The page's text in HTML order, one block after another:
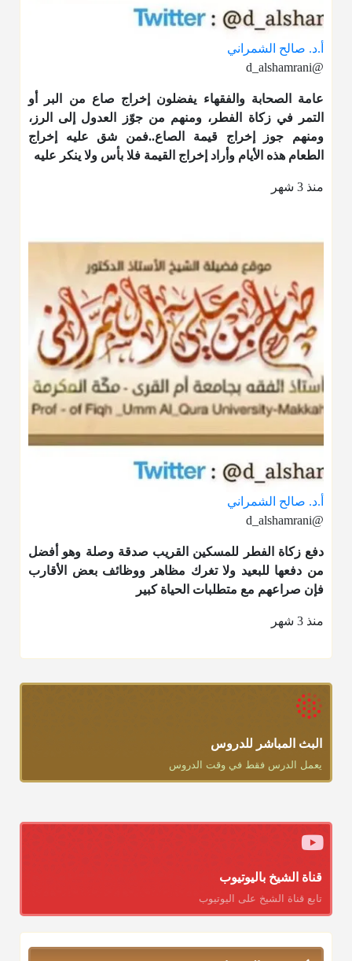
أ.د. صالح الشمراني
@d_alshamrani
عامة الصحابة والفقهاء يفضلون إخراج صاع من البر أو
التمر في زكاة الفطر، ومنهم من جوّز العدول إلى الرز،
ومنهم جوز إخراج قيمة الصاع..فمن شق عليه إخراج
الطعام هذه الأيام وأراد إخراج القيمة فلا بأس ولا ينكر عليه
منذ 3 شهر
أ.د. صالح الشمراني
@d_alshamrani
دفعزكاة الفطر
للمسكين القريب صدقة وصلة وهو أفضل
من دفعها للبعيد ولا تغرك مظاهر ووظائف بعض الأقارب
فإن صراعهم مع متطلبات الحياة كبير
منذ 3 شهر
البث المباشر للدروس
يعمل الدرس فقط في وقت الدروس
قناة الشيخ باليوتيوب
تابع قناة الشيخ على اليوتيوب